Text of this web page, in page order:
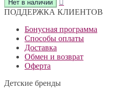
ПОДДЕРЖКА КЛИЕНТОВ
Бонусная программа
Способы оплаты
Доставка
Обмен и возврат
Оферта
Детские бренды